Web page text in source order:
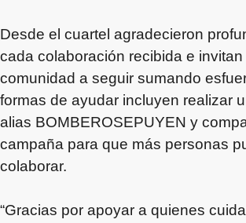
Desde el cuartel agradecieron
cada colaboración recibida e invitan
comunidad a seguir sumando
formas de ayudar incluyen realizar
alias BOMBEROSEPUYEN y
campaña para que más personas
colaborar.
“Gracias por apoyar a quienes